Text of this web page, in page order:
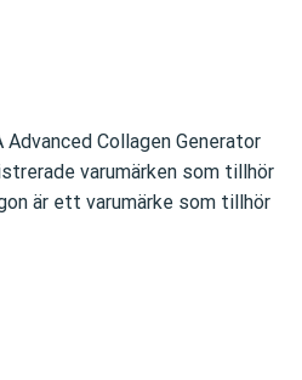
Advanced Collagen Generator
varumärken som tillhör
är ett varumärke som tillhör